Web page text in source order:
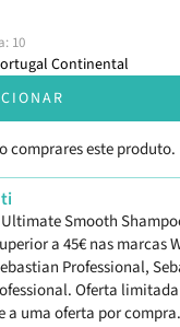
10
Continental
comprares este produto.
Smooth
a 45€ nas marcas
Professional,
Oferta
a uma oferta por compra.